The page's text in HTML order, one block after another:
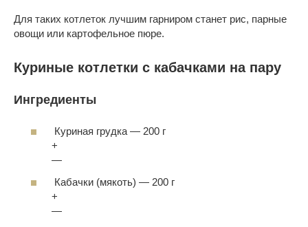
Для таких котлеток лучшим гарниром станет рис, парные
овощи или картофельное пюре.
Куриные котлетки с кабачками на пару
Ингредиенты
Куриная грудка — 200 г
+
—
Кабачки (мякоть) — 200 г
+
—